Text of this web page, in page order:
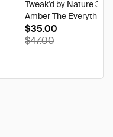
Tweak'd by Nature 3
Amber The Everything
$35.00
$47.00